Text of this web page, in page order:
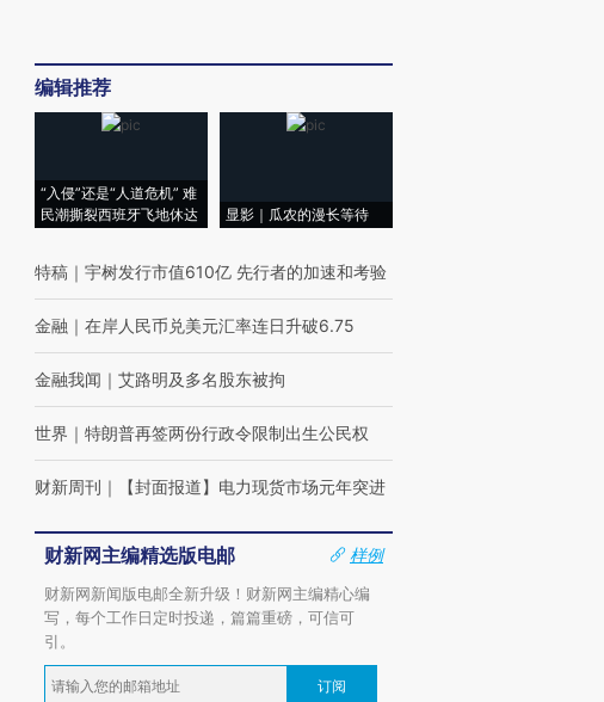
编辑推荐
“入侵”还是“人道危机” 难
民潮撕裂西班牙飞地休达
显影｜瓜农的漫长等待
特稿 ｜ 宇树发行市值610亿 先行者的加速和考验
金融 ｜ 在岸人民币兑美元汇率连日升破6.75
金融我闻 ｜ 艾路明及多名股东被拘
世界 ｜ 特朗普再签两份行政令限制出生公民权
财新周刊 ｜ 【封面报道】电力现货市场元年突进
财新网主编精选版电邮
样例
财新网新闻版电邮全新升级！财新网主编精心编
写，每个工作日定时投递，篇篇重磅，可信可
引。
订阅